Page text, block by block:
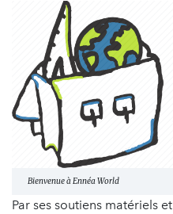
Bienvenue à Ennéa World
Par ses soutiens matériels